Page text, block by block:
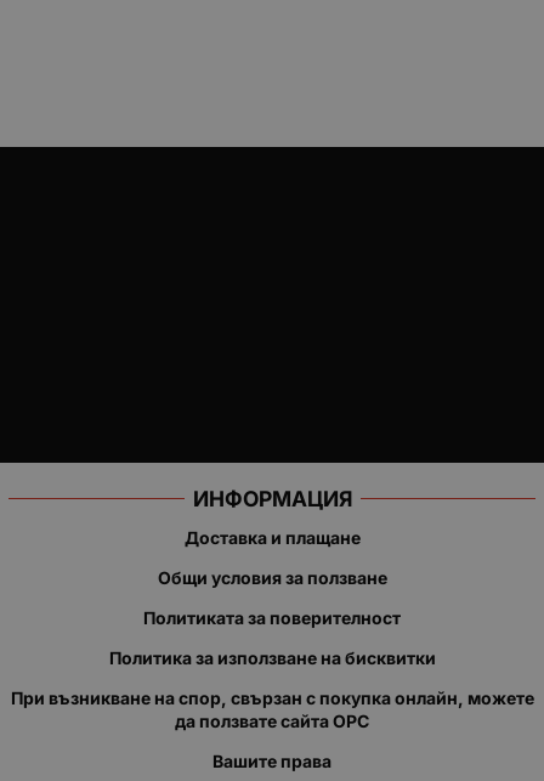
ИНФОРМАЦИЯ
Доставка и плащане
Общи условия за ползване
Политиката за поверителност
Политика за използване на бисквитки
При възникване на спор, свързан с покупка онлайн, можете
да ползвате сайта ОРС
Вашите права